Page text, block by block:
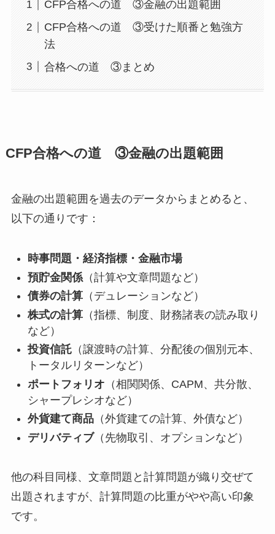
CFP合格への道 ③金融の出題範囲
CFP合格への道 ③受けた順番と勉強方
法
合格への道 ③まとめ
CFP合格への道 ③金融の出題範囲
金融の出題範囲を過去のデータからまとめると、
以下の通りです：
時事問題・経済指標・金融市場
預貯金関係（計算や文章問題など）
債券の計算（デュレーションなど）
株式の計算（指標、制度、財務諸表の読み取り
など）
投資信託（譲渡時の計算、分配後の個別元本、
トータルリターンなど）
ポートフォリオ （相関関係、CAPM、共分散、
シャープレシオなど）
外貨建て商品（外貨建ての計算、外債など）
デリバティブ（先物取引、オプションなど）
他の科目同様、文章問題と計算問題が織り交ぜて
出題されますが、計算問題の比重がやや高い印象
です。